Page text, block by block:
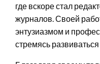
где вскоре стал
журналов. Своей
энтузиазмом и
стремясь